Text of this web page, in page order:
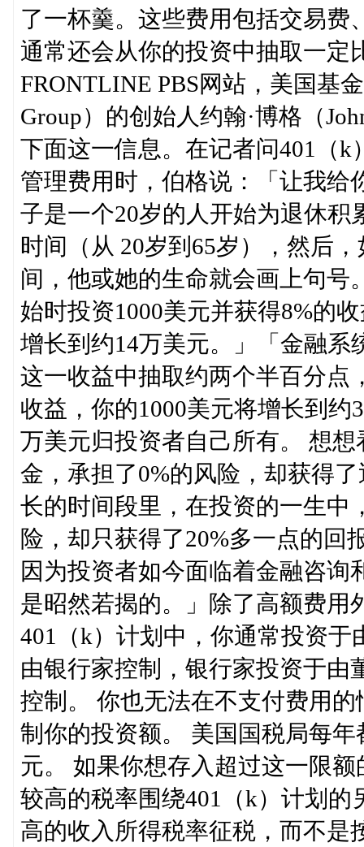
了一杯羹。这些费用包括交易费
通常还会从你的投资中抽取一定
FRONTLINE PBS网站，美国基
Group）的创始人约翰·博格（
下面这一信息。在记者问401（
管理费用时，伯格说：「让我给
子是一个20岁的人开始为退休积
时间（从 20岁到65岁），然后
间，他或她的生命就会画上句号
始时投资1000美元并获得8%的
增长到约14万美元。」「金融
这一收益中抽取约两个半百分点
收益，你的1000美元将增长到
万美元归投资者自己所有。 想
金，承担了0%的风险，却获得
长的时间段里，在投资的一生中
险，却只获得了20%多一点的回
因为投资者如今面临着金融咨
是昭然若揭的。」除了高额费用
401（k）计划中，你通常投资
由银行家控制，银行家投资于
控制。 你也无法在不支付费用
制你的投资额。 美国国税局每
元。 如果你想存入超过这一限
较高的税率围绕401（k）计划
高的收入所得税率征税，而不是